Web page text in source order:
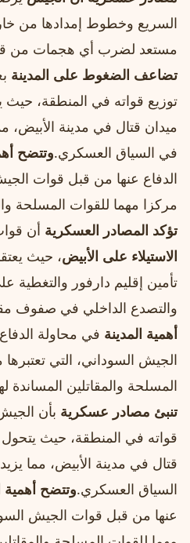
السريع وخطوط إمدادها من
مستعد لضرب أي هجمات من
تضاعف الضغوط على المدينة
توزيع قواته في المنطقة،
ميدان قتال في مدينة الأبيض،
في السياق العسكري.وتتضح
الدفاع عنها من قبل قوات
مركزا مهما للقوات المسلحة
تؤكد المصادر العسكرية أن
الاستيلاء على الأبيض، حيث
تأمين إقليم دارفور والتغطية
والتصدع الداخلي في صفوف
أهمية المدينة في محاولة
الجيش السوداني، التي
المسلحة والمقاتلين المساندة
تنبئ مصادر عسكرية بأن
قواته في المنطقة، حيث
قتال في مدينة الأبيض، مما
السياق العسكري.وتتضح أهمية
عنها من قبل قوات الجيش